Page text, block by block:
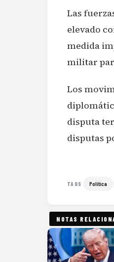
Las
elevado
medida
militar
Los
disputa
disputas
TAGS Política
NOTAS